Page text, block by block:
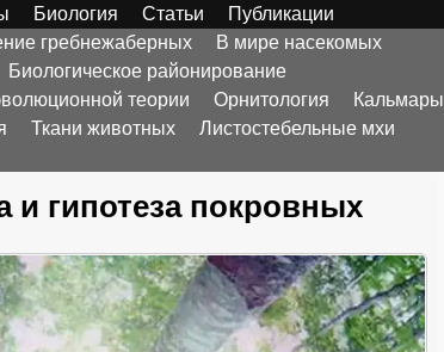
Биология Статьи
Публикации
гребнежаберных
В мире насекомых
Биологическое районирование
теории Орнитология
Кальмары
Ткани животных
Листостебельные мхи
гипотеза покровных